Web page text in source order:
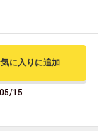
に入りに追加
15